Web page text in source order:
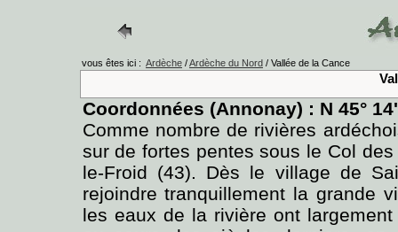
vous êtes ici : Ardèche /Ardèche du Nord / Vallée de la Cance
Coordonnées (Annonay) : N 45°
Comme nombre de rivières
sur de fortes pentes sous le Col
le-Froid (43). Dès le village de
rejoindre tranquillement la grande
les eaux de la rivière ont